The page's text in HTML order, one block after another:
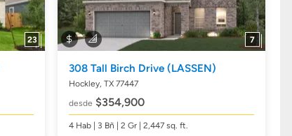
23 7
308 Tall Birch Drive (LASSEN)
Hockley, TX 77447
desde $354,900
4 Hab| 3 Bñ | 2 Gr | 2,447 sq. ft.